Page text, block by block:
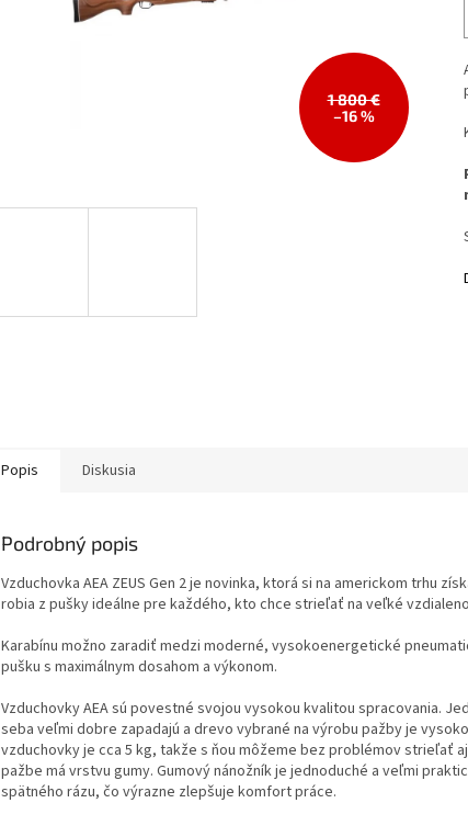
1 800 €
–16 %
Popis Diskusia
Podrobný popis
Vzduchovka AEA ZEUS Gen 2 je novinka, ktorá si na americkom trhu
robia z pušky ideálne pre každého, kto chce strieľať na veľké
Karabínu možno zaradiť medzi moderné, vysokoenergetické
pušku s maximálnym dosahom a výkonom.
Vzduchovky AEA sú povestné svojou vysokou kvalitou spracovania.
seba veľmi dobre zapadajú a drevo vybrané na výrobu pažby je
vzduchovky je cca 5 kg, takže s ňou môžeme bez problémov strieľať
pažbe má vrstvu gumy. Gumový nánožník je jednoduché a veľmi
spätného rázu, čo výrazne zlepšuje komfort práce.